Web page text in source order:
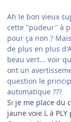
Ah le bon vieux
cette "pudeur" à
pour ça non ?
de plus en plus
beau vert... voir
ont un
question le
automatique ???
Si je me place du
jaune voie L à